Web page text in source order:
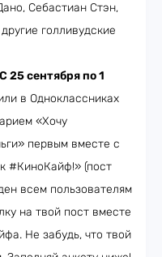
Себастиан Стэн,
голливудские
С 25 сентября по 1
в Одноклассниках
«Хочу
первым вместе с
#КиноКайф!» (пост
всем пользователям
на твой пост вместе
Не забудь, что твой